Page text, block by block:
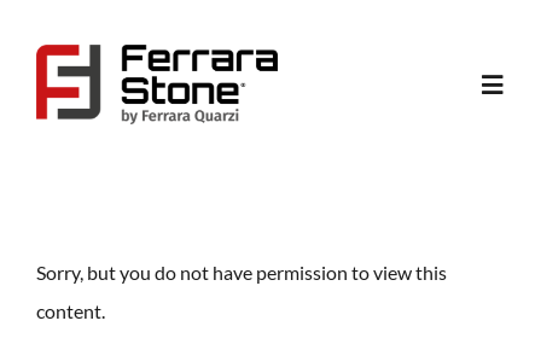
contenuto
Chi Siamo
Sorry, but you do not have permission to view this
content.